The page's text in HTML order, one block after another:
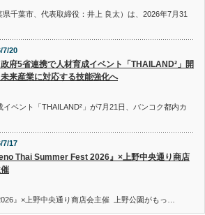
千葉市、代表取締役：井上 良太）は、2026年7月31
7/20
府5省連携で人材育成イベント「THAILAND²」開
来産業に対応する技能強化へ
イベント「THAILAND²」が7月21日、バンコク都内カ
7/17
Thai Summer Fest 2026』×上野中央通り商店
』×上野中央通り商店会主催 上野公園がもっ…